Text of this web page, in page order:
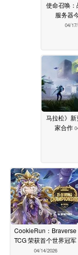
使命召唤
服务器
04/
马拉松》
家合作
CookieRun：Braverse
TCG 荣获首个世界冠军
04/14/2026